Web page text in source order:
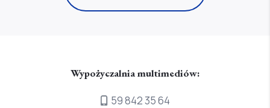
Wypożyczalnia multimediów:
59 842 35 64